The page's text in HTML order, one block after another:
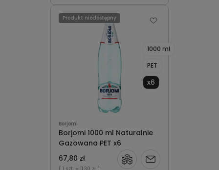
Borjomi
Borjomi 1000 ml Naturalnie
Gazowana PET x6
1000 ml
PET
x6
67,80 zł
Produkt niedostępny
Powiadom